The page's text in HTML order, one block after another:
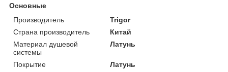
Основные
Производитель
Trigor
Страна производитель
Китай
Материал душевой
системы
Латунь
Покрытие
Латунь